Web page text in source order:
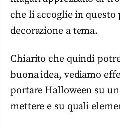
che li accoglie in questo
decorazione a tema.
Chiarito che quindi
buona idea, vediamo
portare Halloween su
mettere e su quali